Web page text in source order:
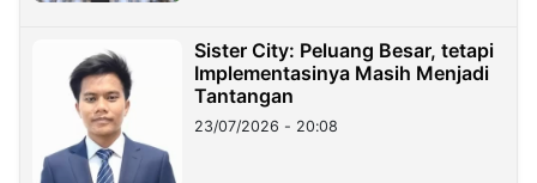
Sister City: Peluang Besar, tetapi
Implementasinya Masih Menjadi
Tantangan
23/07/2026 - 20:08